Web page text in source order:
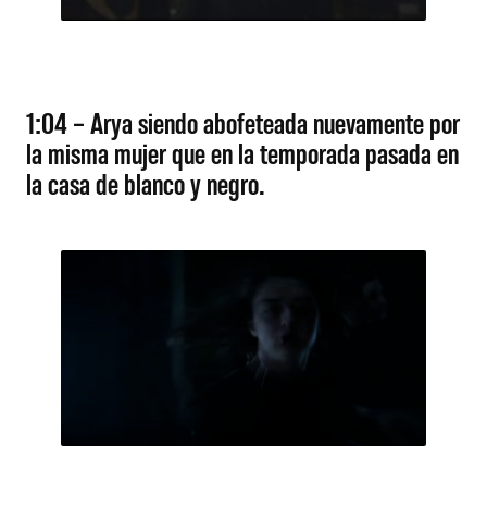
1:04 – Arya siendo abofeteada nuevamente por
la misma mujer que en la temporada pasada en
la casa de blanco y negro.